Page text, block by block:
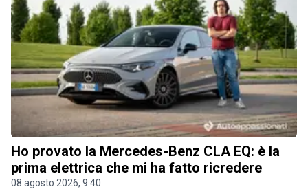
Ho provato la Mercedes-Benz CLA EQ: è la
prima elettrica che mi ha fatto ricredere
08 agosto 2026, 9.40